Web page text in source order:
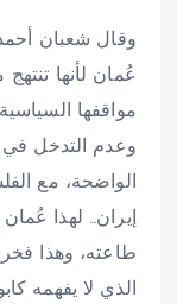
وقال شعبان
عُمان لأنها
مواقفها
وعدم التدخل في
الواضحة، مع
إيران.. لهذا
طاعته، وهذا فخر
الذي لا يفهمه